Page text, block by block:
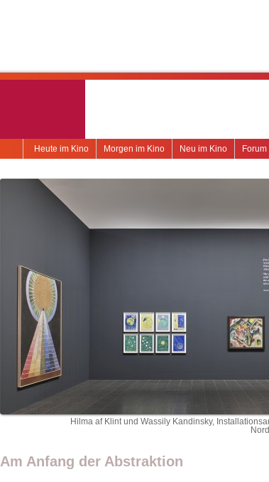
Forum
Neu im Kino
Morgen im Kino
Heute im Kino
Hilma af Klint und Wassily Kandinsky,
Am Anfang der Abstraktion